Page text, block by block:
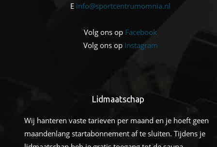
E info@sportcentrumomnia.nl
Volg ons op Facebook
Volg ons op Instagram
Lidmaatschap
Wij hanteren vaste tarieven per maand en je hoeft geen
maandenlang startabonnement af te sluiten. Tijdens je